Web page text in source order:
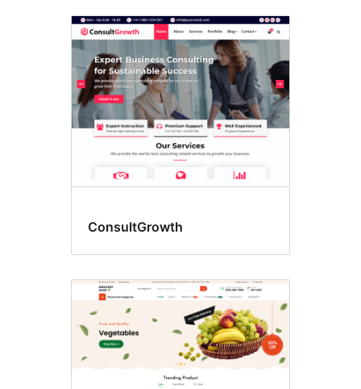
ConsultGrowth